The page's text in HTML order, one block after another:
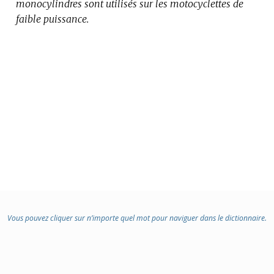
DOMAINE
:
monocylindres sont utilisés sur les motocyclettes de
faible puissance.
Vous pouvez cliquer sur n’importe quel mot pour naviguer dans le dictionnaire.